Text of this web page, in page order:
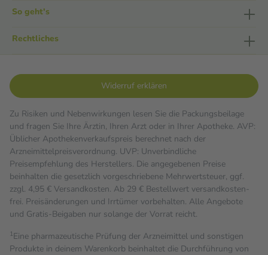
So geht's
Rechtliches
Widerruf erklären
Zu Risiken und Nebenwirkungen lesen Sie die Packungsbeilage
und fragen Sie Ihre Ärztin, Ihren Arzt oder in Ihrer Apotheke. AVP:
Üblicher Apothekenverkaufspreis berechnet nach der
Arzneimittelpreisverordnung. UVP: Unverbindliche
Preisempfehlung des Herstellers. Die angegebenen Preise
beinhalten die gesetzlich vorgeschriebene Mehrwertsteuer, ggf.
zzgl. 4,95 € Versandkosten. Ab 29 € Bestell­wert versand­kosten­
frei. Preisänderungen und Irrtümer vorbehalten. Alle Angebote
und Gratis-Beigaben nur solange der Vorrat reicht.
1Eine pharmazeutische Prüfung der Arzneimittel und sonstigen
Produkte in deinem Warenkorb beinhaltet die Durchführung von